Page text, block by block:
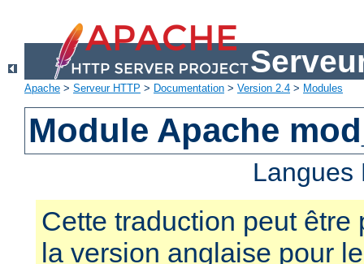
Apache > Serveur HTTP > Documentation > Version 2.4 > Modules
Module Apache
Cette traduction peut être
la version anglaise pour